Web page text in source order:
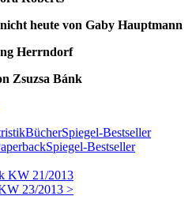
heute von Gaby Hauptmann
Herrndorf
Zsuzsa Bánk
BücherSpiegel-Bestseller
Spiegel-Bestseller
KW 21/2013
23/2013 >